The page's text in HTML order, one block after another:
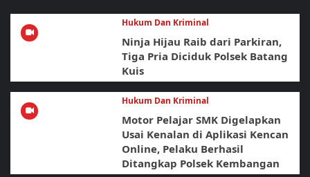
Hukum Dan Kriminal
Ninja Hijau Raib dari Parkiran,
Tiga Pria Diciduk Polsek Batang
Kuis
Hukum Dan Kriminal
Motor Pelajar SMK Digelapkan
Usai Kenalan di Aplikasi Kencan
Online, Pelaku Berhasil
Ditangkap Polsek Kembangan